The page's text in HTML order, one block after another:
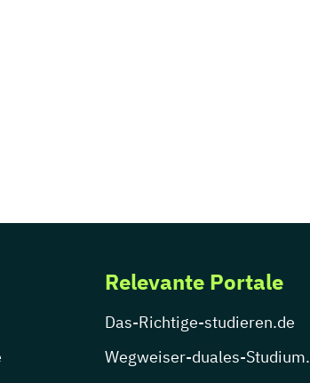
Relevante Portale
Das-Richtige-studieren.de
Wegweiser-duales-